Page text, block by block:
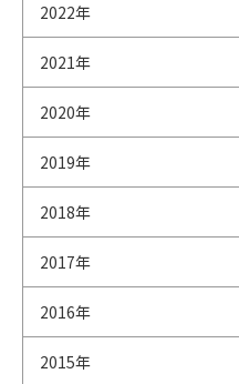
2022年
2021年
2020年
2019年
2018年
2017年
2016年
2015年